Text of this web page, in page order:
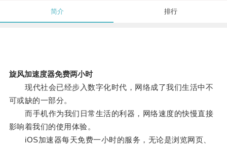
简介 排行
旋风加速度器免费两小时
现代社会已经步入数字化时代，网络成了我们生活中不
可或缺的一部分。
而手机作为我们日常生活的利器，网络速度的快慢直接
影响着我们的使用体验。
iOS加速器每天免费一小时的服务，无论是浏览网页、